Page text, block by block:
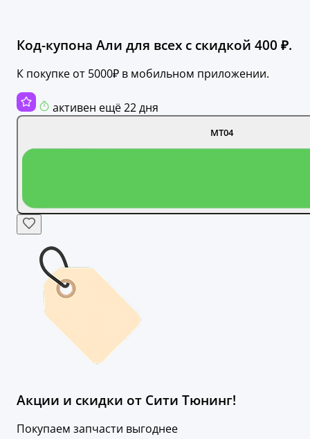
Код-купона Али для всех с скидкой 400 ₽.
К покупке от 5000₽ в мобильном приложении.
активен ещё 22 дня
MT04
Акции и скидки от Сити Тюнинг!
Покупаем запчасти выгоднее